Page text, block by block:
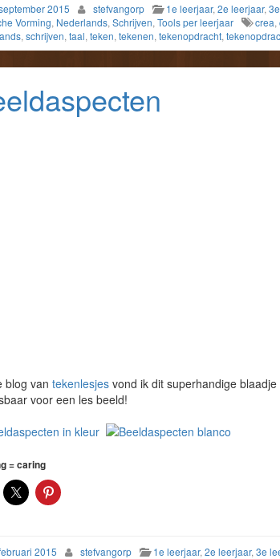
2015 stefvangorp 1e leerjaar, 2e leerjaar,
Vorming, Nederlands, Schrijven, Tools per leerjaar crea,
, schrijven, taal, teken, tekenen, tekenopdracht,
blog van tekenlesjes vond ik dit superhandige
voor een les beeld!
= caring
2015 stefvangorp 1e leerjaar, 2e leerjaar, 3e